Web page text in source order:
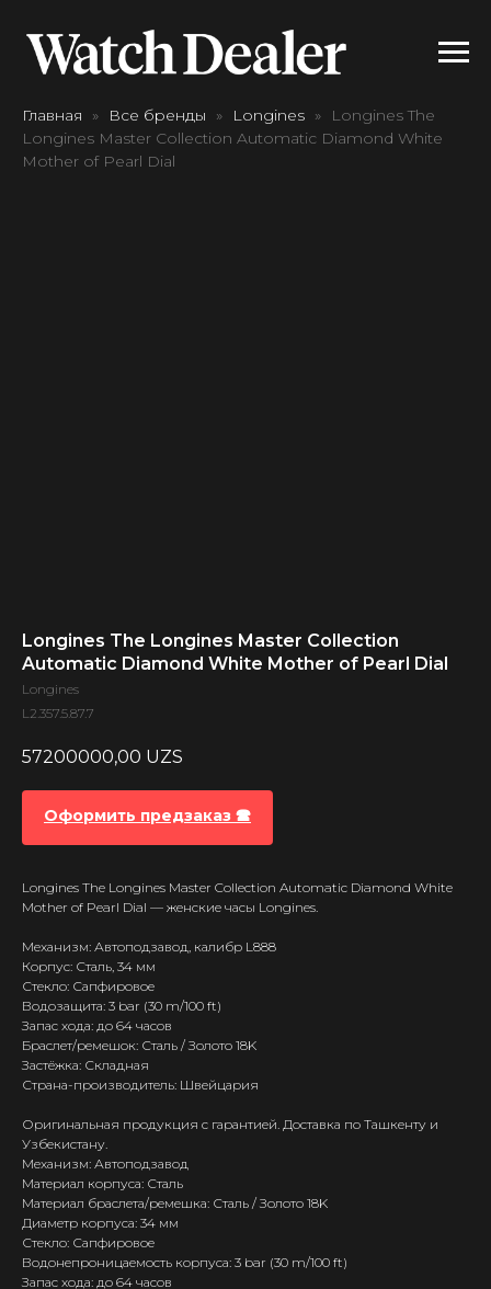
Главная Все бренды Longines
Longines The
Longines Master Collection Automatic Diamond White
Mother of Pearl Dial
Longines The Longines Master Collection
Automatic Diamond White Mother of Pearl Dial
Longines
L2.357.5.87.7
57200000,00 UZS
Оформить предзаказ 🕿
Longines The Longines Master Collection Automatic Diamond White
Mother of Pearl Dial — женские часы Longines.
Механизм: Автоподзавод, калибр L888
Корпус: Сталь, 34 мм
Стекло: Сапфировое
Водозащита: 3 bar (30 m/100 ft)
Запас хода: до 64 часов
Браслет/ремешок: Сталь / Золото 18K
Застёжка: Складная
Страна-производитель: Швейцария
Оригинальная продукция с гарантией. Доставка по Ташкенту и
Узбекистану.
Механизм: Автоподзавод
Материал корпуса: Сталь
Материал браслета/ремешка: Сталь / Золото 18K
Диаметр корпуса: 34 мм
Стекло: Сапфировое
Водонепроницаемость корпуса: 3 bar (30 m/100 ft)
Запас хода: до 64 часов